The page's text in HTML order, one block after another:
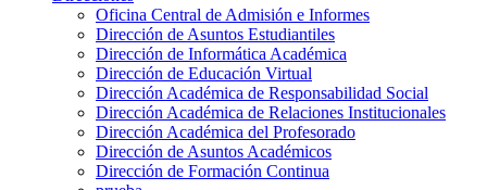
Oficina Central de Admisión e Informes
Dirección de Asuntos Estudiantiles
Dirección de Informática Académica
Dirección de Educación Virtual
Dirección Académica de Responsabilidad Social
Dirección Académica de Relaciones Institucionales
Dirección Académica del Profesorado
Dirección de Asuntos Académicos
Dirección de Formación Continua